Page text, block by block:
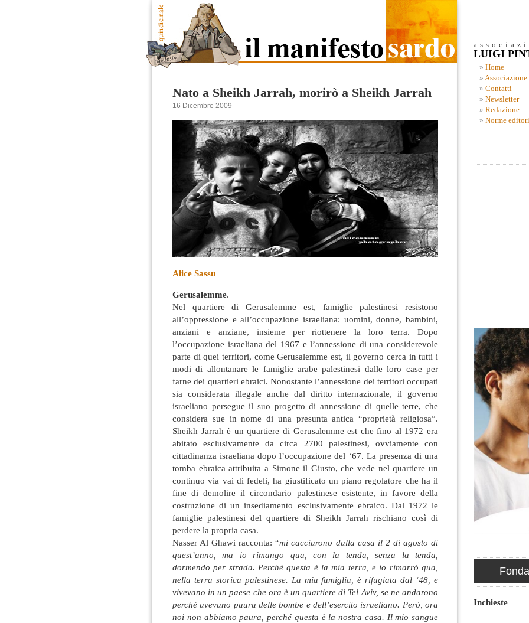
Nato a Sheikh Jarrah, morirò a Sheikh Jarrah
16 Dicembre 2009
Alice Sassu
Gerusalemme.
Nel quartiere di Gerusalemme est, famiglie palestinesi resistono
all’oppressione e all’occupazione israeliana: uomini, donne, bambini,
anziani e anziane, insieme per riottenere la loro terra. Dopo
l’occupazione israeliana del 1967 e l’annessione di una considerevole
parte di quei territori, come Gerusalemme est, il governo cerca in tutti i
modi di allontanare le famiglie arabe palestinesi dalle loro case per
farne dei quartieri ebraici. Nonostante l’annessione dei territori occupati
sia considerata illegale anche dal diritto internazionale, il governo
israeliano persegue il suo progetto di annessione di quelle terre, che
considera sue in nome di una presunta antica “proprietà religiosa”.
Sheikh Jarrah è un quartiere di Gerusalemme est che fino al 1972 era
abitato esclusivamente da circa 2700 palestinesi, ovviamente con
cittadinanza israeliana dopo l’occupazione del ‘67. La presenza di una
tomba ebraica attribuita a Simone il Giusto, che vede nel quartiere un
continuo via vai di fedeli, ha giustificato un piano regolatore che ha il
fine di demolire il circondario palestinese esistente, in favore della
costruzione di un insediamento esclusivamente ebraico. Dal 1972 le
famiglie palestinesi del quartiere di Sheikh Jarrah rischiano così di
perdere la propria casa.
Nasser Al Ghawi racconta: “mi cacciarono dalla casa il 2 di agosto di
quest’anno, ma io rimango qua, con la tenda, senza la tenda,
dormendo per strada. Perché questa è la mia terra, e io rimarrò qua,
nella terra storica palestinese. La mia famiglia, è rifugiata dal ‘48, e
vivevano in un paese che ora è un quartiere di Tel Aviv, se ne andarono
perché avevano paura delle bombe e dell’esercito israeliano. Però, ora
noi non abbiamo paura, perché questa è la nostra casa. Il mio sangue
LUIGI
Home
Associazione
Contatti
Newsletter
Redazione
Norme
Inchieste